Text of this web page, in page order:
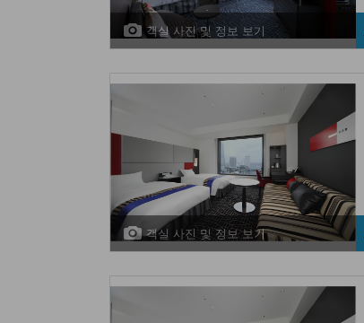
객실 사진 및 정보 보기
객실 사진 및 정보 보기